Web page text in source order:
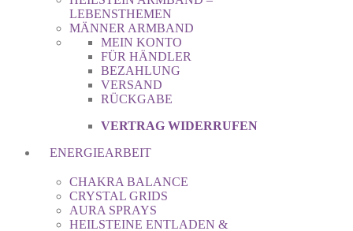
LEBENSTHEMEN
MÄNNER ARMBAND
MEIN KONTO
FÜR HÄNDLER
BEZAHLUNG
VERSAND
RÜCKGABE
VERTRAG WIDERRUFEN
ENERGIEARBEIT
CHAKRA BALANCE
CRYSTAL GRIDS
AURA SPRAYS
HEILSTEINE ENTLADEN &